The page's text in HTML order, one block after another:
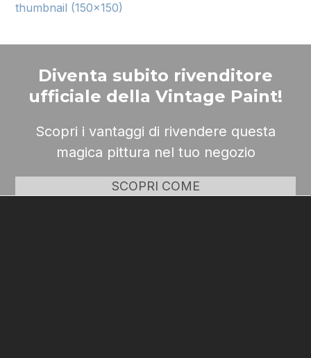
thumbnail (150x150)
Diventa subito rivenditore
ufficiale della Vintage Paint!
Scopri i vantaggi di rivendere questa
magica pittura nel tuo negozio
SCOPRI COME